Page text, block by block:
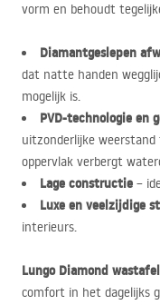
vorm en behoudt
Diamantgeslepen
dat natte handen
mogelijk is.
PVD-technologie en
uitzonderlijke weerstand
oppervlak verbergt
Lage constructie –
Luxe en veelzijdige
interieurs.
Lungo Diamond
comfort in het dagelijks